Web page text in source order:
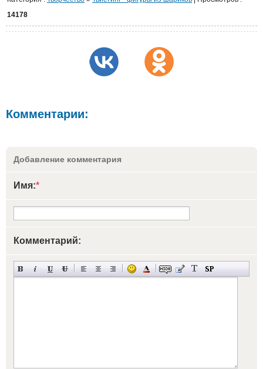
14178
Комментарии:
Добавление комментария
Имя:*
Комментарий: